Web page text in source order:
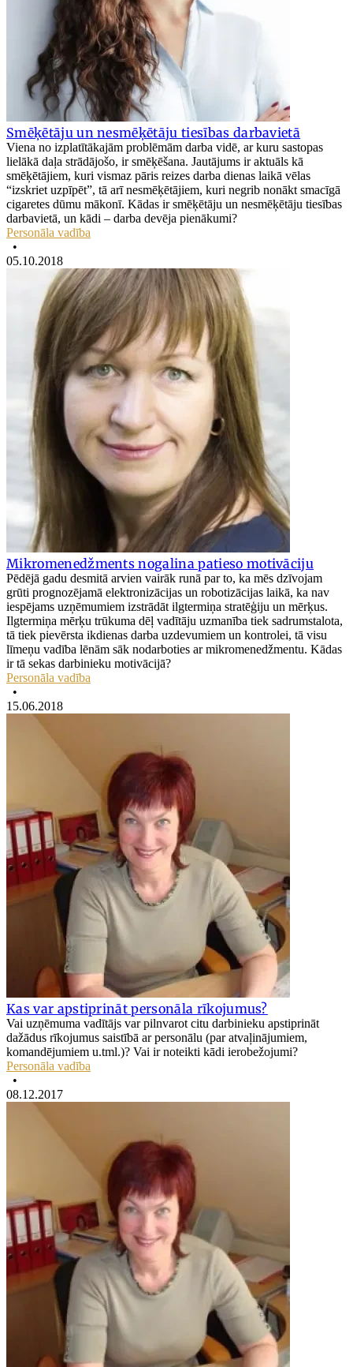
Smēķētāju un nesmēķētāju tiesības darbavietā
Viena no izplatītākajām problēmām darba vidē, ar kuru sastopas
lielākā daļa strādājošo, ir smēķēšana. Jautājums ir aktuāls kā
smēķētājiem, kuri vismaz pāris reizes darba dienas laikā vēlas
“izskriet uzpīpēt”, tā arī nesmēķētājiem, kuri negrib nonākt smacīgā
cigaretes dūmu mākonī. Kādas ir smēķētāju un nesmēķētāju tiesības
darbavietā, un kādi – darba devēja pienākumi?
Personāla vadība
•
05.10.2018
Mikromenedžments nogalina patieso motivāciju
Pēdējā gadu desmitā arvien vairāk runā par to, ka mēs dzīvojam
grūti prognozējamā elektronizācijas un robotizācijas laikā, ka nav
iespējams uzņēmumiem izstrādāt ilgtermiņa stratēģiju un mērķus.
Ilgtermiņa mērķu trūkuma dēļ vadītāju uzmanība tiek sadrumstalota,
tā tiek pievērsta ikdienas darba uzdevumiem un kontrolei, tā visu
līmeņu vadība lēnām sāk nodarboties ar mikromenedžmentu. Kādas
ir tā sekas darbinieku motivācijā?
Personāla vadība
•
15.06.2018
Kas var apstiprināt personāla rīkojumus?
Vai uzņēmuma vadītājs var pilnvarot citu darbinieku apstiprināt
dažādus rīkojumus saistībā ar personālu (par atvaļinājumiem,
komandējumiem u.tml.)? Vai ir noteikti kādi ierobežojumi?
Personāla vadība
•
08.12.2017